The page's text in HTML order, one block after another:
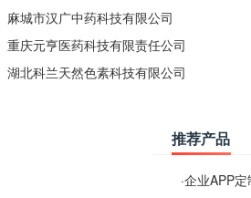
麻城市汉广中药科技有限公司
重庆元亨医药科技有限责任公司
湖北科兰天然色素科技有限公司
推荐产品
·企业APP